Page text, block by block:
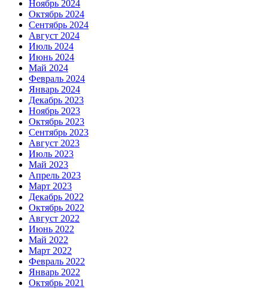
Ноябрь 2024
Октябрь 2024
Сентябрь 2024
Август 2024
Июль 2024
Июнь 2024
Май 2024
Февраль 2024
Январь 2024
Декабрь 2023
Ноябрь 2023
Октябрь 2023
Сентябрь 2023
Август 2023
Июль 2023
Май 2023
Апрель 2023
Март 2023
Декабрь 2022
Октябрь 2022
Август 2022
Июнь 2022
Май 2022
Март 2022
Февраль 2022
Январь 2022
Октябрь 2021